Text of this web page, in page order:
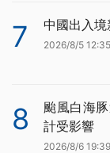
7 中國出入
2026/8/5 12:35
8
颱風白海
計受影響
2026/8/6 19:39